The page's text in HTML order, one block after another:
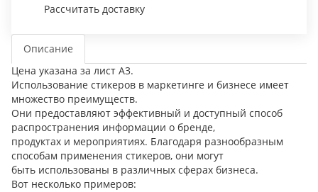
Рассчитать доставку
Описание
Цена указана за лист А3.
Использование стикеров в маркетинге и бизнесе имеет
множество преимуществ.
Они предоставляют эффективный и доступный способ
распространения информации о бренде,
продуктах и мероприятиях. Благодаря разнообразным
способам применения стикеров, они могут
быть использованы в различных сферах бизнеса.
Вот несколько примеров: